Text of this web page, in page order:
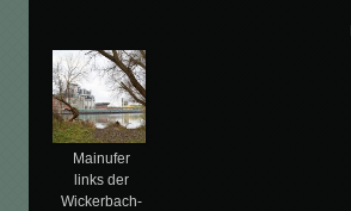
Mainufer
links der
Wickerbach-